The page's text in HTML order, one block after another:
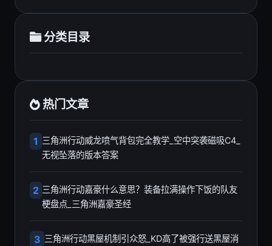
分类目录
热门文章
1 三角洲行动威龙喷气背包完全教学_空中突袭磁吸C4_
无视坠落的版本答案
2 三角洲行动嘉豪什么意思？装备拉满操作下饭的队友
梗盘点_三角洲嘉豪圣经
3 三角洲行动黑屋机制引众怒_KD高了被强行送黑屋消